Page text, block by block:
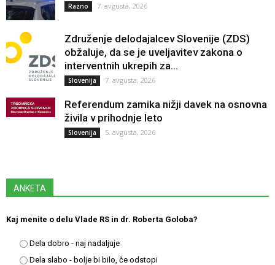
Razno 7. avgusta, 2026
Združenje delodajalcev Slovenije (ZDS)
obžaluje, da se je uveljavitev zakona o
interventnih ukrepih za...
Slovenija 7. avgusta, 2026
Referendum zamika nižji davek na osnovna
živila v prihodnje leto
Slovenija 5. avgusta, 2026
ANKETA
Kaj menite o delu Vlade RS in dr. Roberta Goloba?
Dela dobro - naj nadaljuje
Dela slabo - bolje bi bilo, če odstopi